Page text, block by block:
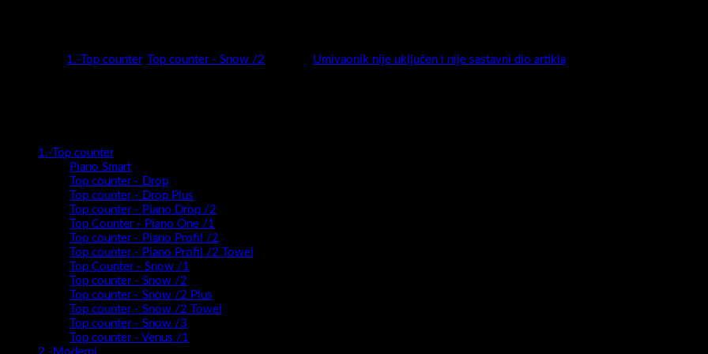
1.-Top counter, Top counter - Snow /2 Umivaonik nije uključen i nije sastavni dio artikla
1.-Top counter
Piano Smart
Top counter - Drop
Top counter - Drop Plus
Top counter - Piano Drop /2
Top Counter - Piano One /1
Top counter - Piano Profil /2
Top counter - Piano Profil /2 Towel
Top Counter - Snow /1
Top counter - Snow /2
Top counter - Snow /2 Plus
Top counter - Snow /2 Towel
Top counter - Snow /3
Top counter - Venus /1